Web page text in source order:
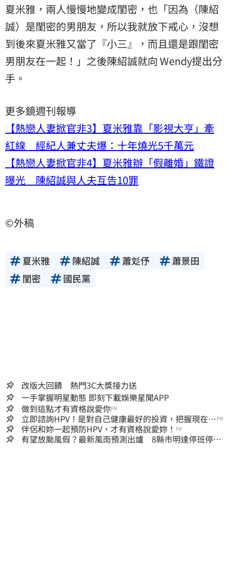
夏米雅，兩人慢慢地變成閨密，也「因為（陳紹
誠）是閨密的男朋友，所以我就放下戒心，沒想
到後來夏米雅又當了『小三』，而且還是跟閨密
男朋友在一起！」之後陳紹誠就向 Wendy提出分
手。
更多鏡週刊報導
【熱戀人妻掀官非3】夏米雅靠「影視大亨」牽
紅線 經紀人兼丈夫爆：十年燒光5千萬元
【熱戀人妻掀官非4】夏米雅辦「假離婚」鐵證
曝光 陳紹誠與人夫互告10罪
©外稿
夏米雅 陳紹誠 蕭彣伃
蕭景田
閨密
國民黨
改版大回饋 熱門3C大獎接力送
一手掌握明星動態 即刻下載娛樂星聞APP
做到這點才有資格說愛你PR
立即諮詢HPV！是對自己健康最好的投資，把握現在不
嫌晚！
PR
伴侶和妳一起預防HPV，才有資格說愛妳！ PR
有望放颱風假？最新風雨預測出爐 8縣市明達停班停課